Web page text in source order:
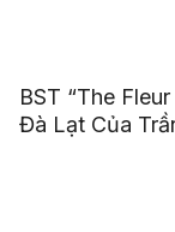
BST “The
Đà Lạt Của